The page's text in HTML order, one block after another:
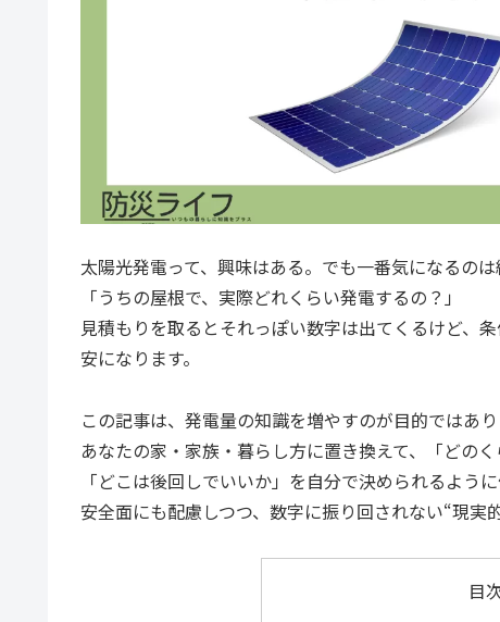
太陽光発電って、興味はある。でも一番気になるのは
「うちの屋根で、実際どれくらい発電するの？」
見積もりを取るとそれっぽい数字は出てくるけど、
安になります。
この記事は、発電量の知識を増やすのが目的ではあり
あなたの家・家族・暮らし方に置き換えて、「どの
「どこは後回しでいいか」を自分で決められるように
安全面にも配慮しつつ、数字に振り回されない“現実
目